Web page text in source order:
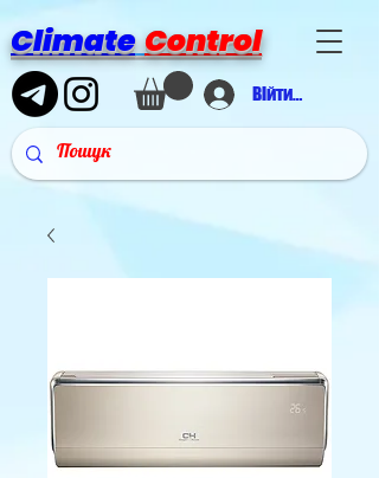
Climate Control
Війти в аккаунт